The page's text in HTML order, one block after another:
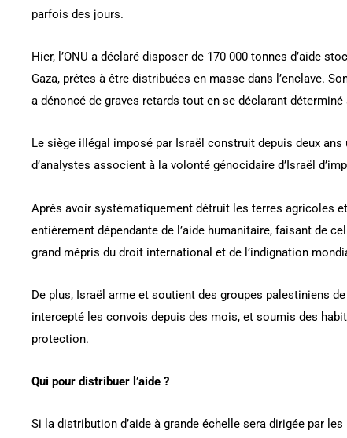
parfois des jours.
Hier, l’ONU a déclaré disposer de 170 000 tonnes d’aide
Gaza, prêtes à être distribuées en masse dans l’enclave.
a dénoncé de graves retards tout en se déclarant déterminé
Le siège illégal imposé par Israël construit depuis deux
d’analystes associent à la volonté génocidaire d’Israël
Après avoir systématiquement détruit les terres agricoles et
entièrement dépendante de l’aide humanitaire, faisant de
grand mépris du droit international et de l’indignation
De plus, Israël arme et soutient des groupes palestiniens
intercepté les convois depuis des mois, et soumis des
protection.
Qui pour distribuer l’aide ?
Si la distribution d’aide à grande échelle sera dirigée par